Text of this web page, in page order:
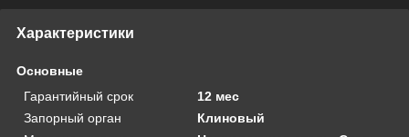
Характеристики
Основные
Гарантийный срок
12 мес
Запорный орган
Клиновый